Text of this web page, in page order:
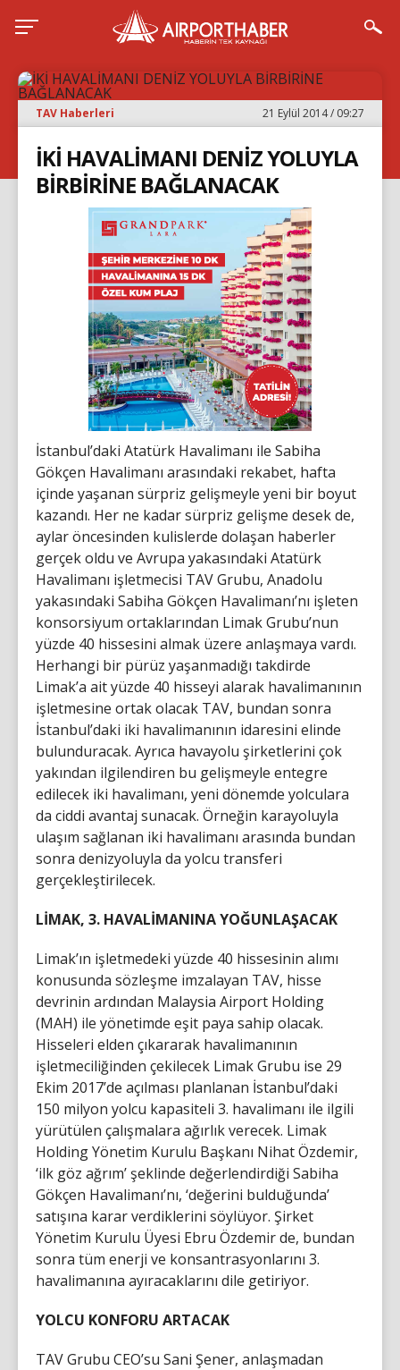
TAV Haberleri 21 Eylül 2014 / 09:27
İKİ HAVALİMANI DENİZ YOLUYLA
BİRBİRİNE BAĞLANACAK
İstanbul’daki Atatürk Havalimanı ile Sabiha
Gökçen Havalimanı arasındaki rekabet, hafta
içinde yaşanan sürpriz gelişmeyle yeni bir boyut
kazandı. Her ne kadar sürpriz gelişme desek de,
aylar öncesinden kulislerde dolaşan haberler
gerçek oldu ve Avrupa yakasındaki Atatürk
Havalimanı işletmecisi TAV Grubu, Anadolu
yakasındaki Sabiha Gökçen Havalimanı’nı işleten
konsorsiyum ortaklarından Limak Grubu’nun
yüzde 40 hissesini almak üzere anlaşmaya vardı.
Herhangi bir pürüz yaşanmadığı takdirde
Limak’a ait yüzde 40 hisseyi alarak havalimanının
işletmesine ortak olacak TAV, bundan sonra
İstanbul’daki iki havalimanının idaresini elinde
bulunduracak. Ayrıca havayolu şirketlerini çok
yakından ilgilendiren bu gelişmeyle entegre
edilecek iki havalimanı, yeni dönemde yolculara
da ciddi avantaj sunacak. Örneğin karayoluyla
ulaşım sağlanan iki havalimanı arasında bundan
sonra denizyoluyla da yolcu transferi
gerçekleştirilecek.
LİMAK, 3. HAVALİMANINA YOĞUNLAŞACAK
Limak’ın işletmedeki yüzde 40 hissesinin alımı
konusunda sözleşme imzalayan TAV, hisse
devrinin ardından Malaysia Airport Holding
(MAH) ile yönetimde eşit paya sahip olacak.
Hisseleri elden çıkararak havalimanının
işletmeciliğinden çekilecek Limak Grubu ise 29
Ekim 2017’de açılması planlanan İstanbul’daki
150 milyon yolcu kapasiteli 3. havalimanı ile ilgili
yürütülen çalışmalara ağırlık verecek. Limak
Holding Yönetim Kurulu Başkanı Nihat Özdemir,
‘ilk göz ağrım’ şeklinde değerlendirdiği Sabiha
Gökçen Havalimanı’nı, ‘değerini bulduğunda’
satışına karar verdiklerini söylüyor. Şirket
Yönetim Kurulu Üyesi Ebru Özdemir de, bundan
sonra tüm enerji ve konsantrasyonlarını 3.
havalimanına ayıracaklarını dile getiriyor.
YOLCU KONFORU ARTACAK
TAV Grubu CEO’su Sani Şener, anlaşmadan